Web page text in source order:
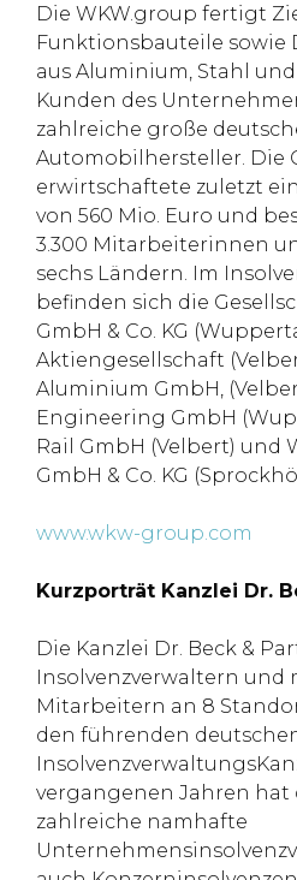
Die WKW.group fertigt
Funktionsbauteile sowie
aus Aluminium, Stahl
Kunden des
zahlreiche große
Automobilhersteller. Die
erwirtschaftete zuletzt
von 560 Mio. Euro und
3.300 Mitarbeiterinnen
sechs Ländern. Im
befinden sich die
GmbH & Co. KG
Aktiengesellschaft
Aluminium GmbH,
Engineering GmbH
Rail GmbH (Velbert) und
GmbH & Co. KG
www.wkw-group.com
Kurzporträt Kanzlei Dr.
Die Kanzlei Dr. Beck &
Insolvenzverwaltern und
Mitarbeitern an 8
den führenden
vergangenen Jahren hat
zahlreiche namhafte